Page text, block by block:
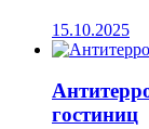
15.10.2025
гостиниц